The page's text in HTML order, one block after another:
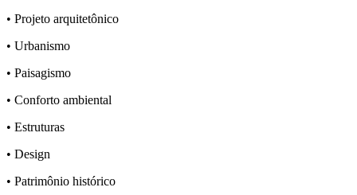
• Projeto arquitetônico
• Urbanismo
• Paisagismo
• Conforto ambiental
• Estruturas
• Design
• Patrimônio histórico